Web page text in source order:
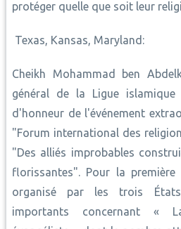
protéger quelle que soit leur
Texas, Kansas, Maryland:
Cheikh Mohammad ben
général de la Ligue
d'honneur de l'événement
"Forum international des
"Des alliés improbables
florissantes". Pour la
organisé par les trois
importants concernant «